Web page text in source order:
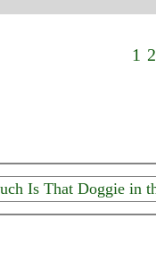
1 2
Is That Doggie in